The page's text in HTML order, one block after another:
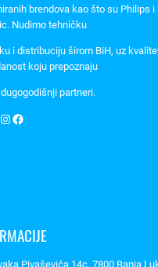
brendova kao što su Philips i
Nudimo tehničku
i distribuciju širom BiH, uz
koju prepoznaju
partneri.
Instagram Facebook
Pivaševića 14c, 7800 Banja